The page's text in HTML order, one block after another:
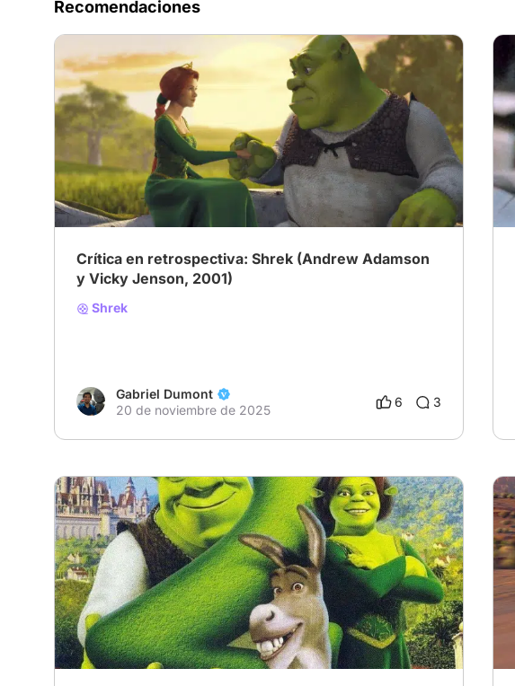
Recomendaciones
Crítica en retrospectiva: Shrek (Andrew Adamson
y Vicky Jenson, 2001)
Shrek
Gabriel Dumont
20 de noviembre de 2025
6 3